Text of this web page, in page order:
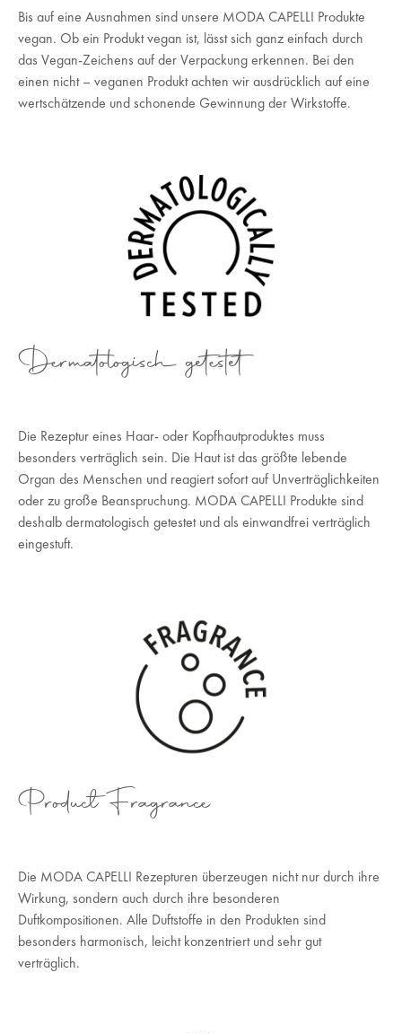
Bis auf eine Ausnahmen sind unsere MODA CAPELLI Produkte
vegan. Ob ein Produkt vegan ist, lässt sich ganz einfach durch
das Vegan-Zeichens auf der Verpackung erkennen. Bei den
einen nicht – veganen Produkt achten wir ausdrücklich auf eine
wertschätzende und schonende Gewinnung der Wirkstoffe.
Dermatologisch getestet
Die Rezeptur eines Haar- oder Kopfhautproduktes muss
besonders verträglich sein. Die Haut ist das größte lebende
Organ des Menschen und reagiert sofort auf Unverträglichkeiten
oder zu große Beanspruchung. MODA CAPELLI Produkte sind
deshalb dermatologisch getestet und als einwandfrei verträglich
eingestuft.
Product Fragrance
Die MODA CAPELLI Rezepturen überzeugen nicht nur durch ihre
Wirkung, sondern auch durch ihre besonderen
Duftkompositionen. Alle Duftstoffe in den Produkten sind
besonders harmonisch, leicht konzentriert und sehr gut
verträglich.